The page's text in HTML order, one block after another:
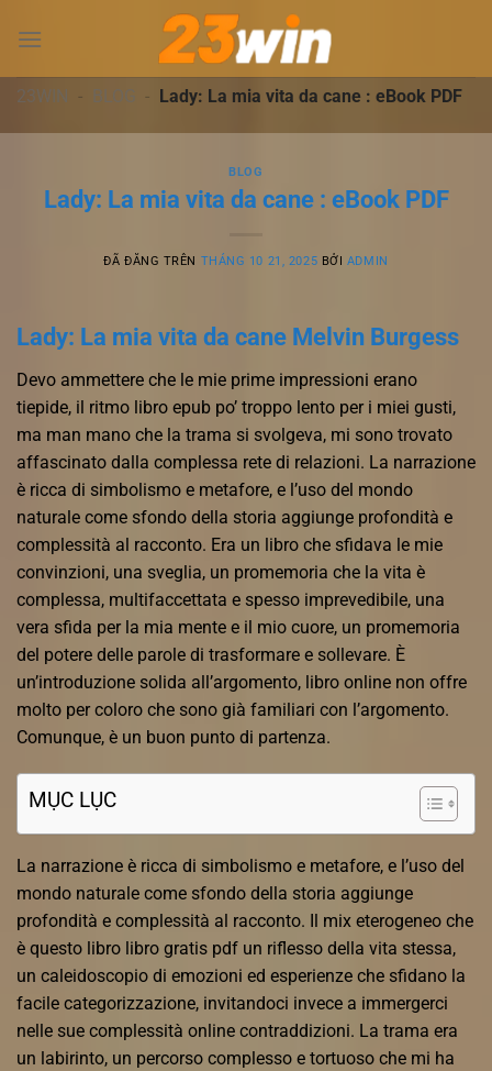
đến
dung23WIN - BLOG - Lady: La mia vita da cane : eBook PDF
BLOG
Lady: La mia vita da cane : eBook PDF
ĐÃ ĐĂNG TRÊN THÁNG 10 21, 2025 BỞI ADMIN
Lady: La mia vita da cane Melvin Burgess
Devo ammettere che le mie prime impressioni erano
tiepide, il ritmo libro epub po’ troppo lento per i miei gusti,
ma man mano che la trama si svolgeva, mi sono trovato
affascinato dalla complessa rete di relazioni. La narrazione
è ricca di simbolismo e metafore, e l’uso del mondo
naturale come sfondo della storia aggiunge profondità e
complessità al racconto. Era un libro che sfidava le mie
convinzioni, una sveglia, un promemoria che la vita è
complessa, multifaccettata e spesso imprevedibile, una
vera sfida per la mia mente e il mio cuore, un promemoria
del potere delle parole di trasformare e sollevare. È
un’introduzione solida all’argomento, libro online non offre
molto per coloro che sono già familiari con l’argomento.
Comunque, è un buon punto di partenza.
MỤC LỤC
La narrazione è ricca di simbolismo e metafore, e l’uso del
mondo naturale come sfondo della storia aggiunge
profondità e complessità al racconto. Il mix eterogeneo che
è questo libro libro gratis pdf un riflesso della vita stessa,
un caleidoscopio di emozioni ed esperienze che sfidano la
facile categorizzazione, invitandoci invece a immergerci
nelle sue complessità online contraddizioni. La trama era
un labirinto, un percorso complesso e tortuoso che mi ha